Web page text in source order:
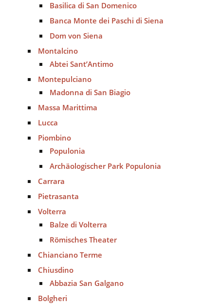
Basilica di San Domenico
Banca Monte dei Paschi di Siena
Dom von Siena
Montalcino
Abtei Sant’Antimo
Montepulciano
Madonna di San Biagio
Massa Marittima
Lucca
Piombino
Populonia
Archäologischer Park Populonia
Carrara
Pietrasanta
Volterra
Balze di Volterra
Römisches Theater
Chianciano Terme
Chiusdino
Abbazia San Galgano
Bolgheri